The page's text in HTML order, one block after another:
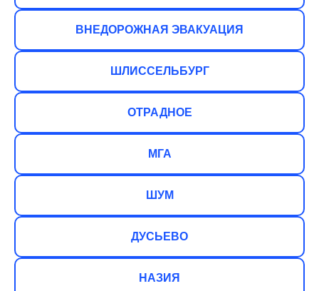
ВНЕДОРОЖНАЯ ЭВАКУАЦИЯ
ШЛИССЕЛЬБУРГ
ОТРАДНОЕ
МГА
ШУМ
ДУСЬЕВО
НАЗИЯ